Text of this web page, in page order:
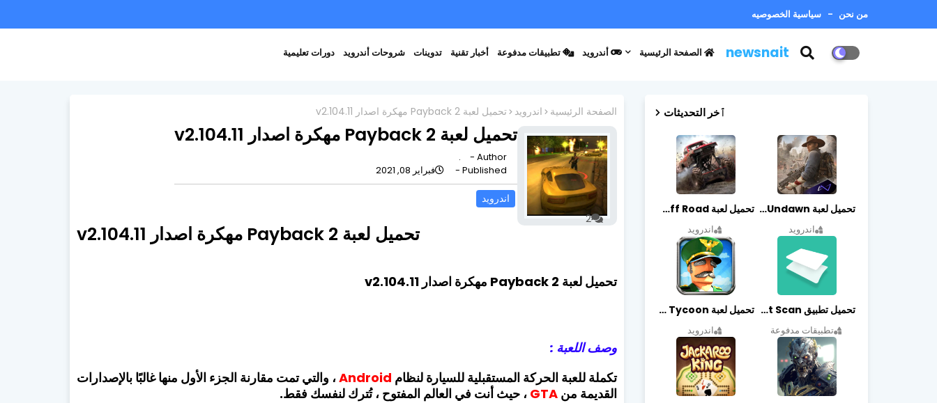
من نحن سياسية الخصوصيه
newsnait دورات تعليمية شروحات أندرويد تدوينات أخبار تقنية تطبيقات مدفوعة أندرويد الصفحة الرئيسية
الصفحة الرئيسية اندرويد تحميل لعبة Payback 2 مهكرة اصدار v2.104.11
تحميل لعبة Payback 2 مهكرة اصدار v2.104.11
Author -
.
Published -
فبراير 08, 2021
اندرويد
2
تحميل لعبة Payback 2 مهكرة اصدار v2.104.11
تحميل لعبة Payback 2 مهكرة اصدار v2.104.11
وصف اللعبة :
تكملة للعبة الحركة المستقبلية للسيارة لنظام Android، والتي تمت مقارنة الجزء الأول منها غالبًا بالإصدارات
القديمة منGTA ، حيث أنت في العالم المفتوح ، تُترك لنفسك فقط.
ٱخر التحديثات
تحميل لعبة Undawn مهكرة للأندرويد أخر إصدار | تحميل مباشر + موارد غير محدودة
اندرويد
تحميل لعبة Trucks Off Road مهكرة اخر اصدار
اندرويد
تحميل تطبيق vFlat Scan مهكر آخر إصدار
تطبيقات مدفوعة
تحميل لعبة Idle Military SCH Tycoon مهكرة آخر إصدار
اندرويد